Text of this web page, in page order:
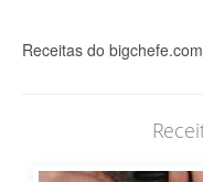
Receitas do bigchefe.com